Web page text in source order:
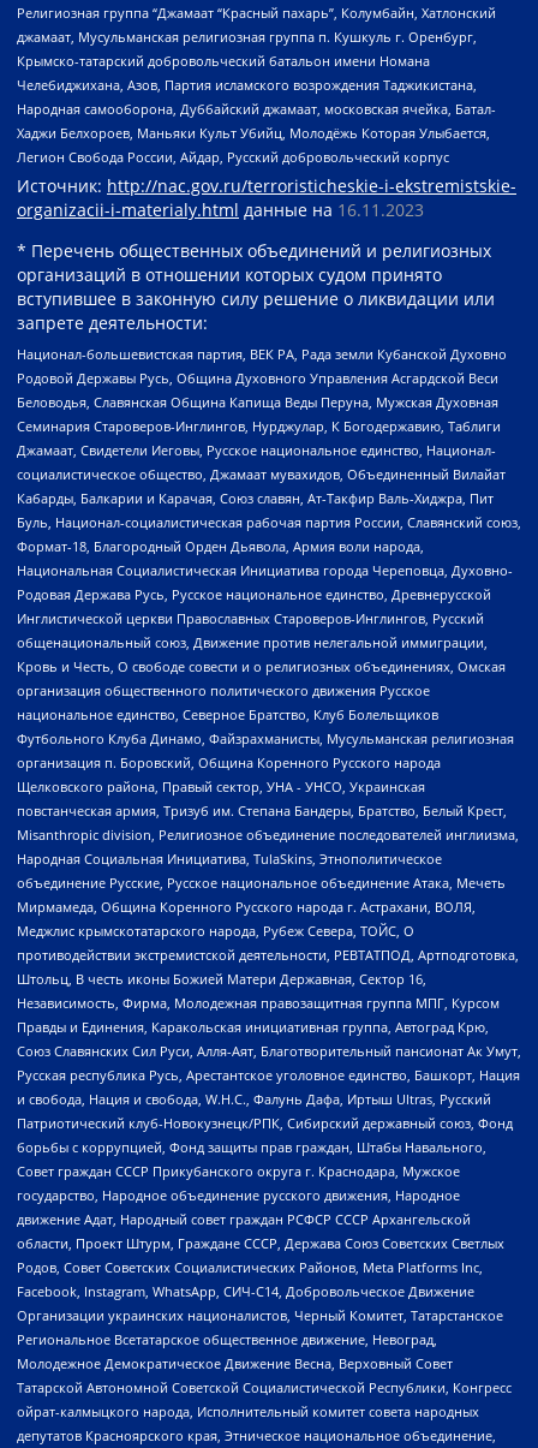
Религиозная группа “Джамаат “Красный пахарь”, Колумбайн, Хатлонский
джамаат, Мусульманская религиозная группа п. Кушкуль г. Оренбург,
Крымско-татарский добровольческий батальон имени Номана
Челебиджихана, Азов, Партия исламского возрождения Таджикистана,
Народная самооборона, Дуббайский джамаат, московская ячейка, Батал-
Хаджи Белхороев, Маньяки Культ Убийц, Молодёжь Которая Улыбается,
Легион Свобода России, Айдар, Русский добровольческий корпус
Источник: http://nac.gov.ru/terroristicheskie-i-ekstremistskie-
organizacii-i-materialy.html данные на 16.11.2023
* Перечень общественных объединений и религиозных
организаций в отношении которых судом принято
вступившее в законную силу решение о ликвидации или
запрете деятельности:
Национал-большевистская партия, ВЕК РА, Рада земли Кубанской Духовно
Родовой Державы Русь, Община Духовного Управления Асгардской Веси
Беловодья, Славянская Община Капища Веды Перуна, Мужская Духовная
Семинария Староверов-Инглингов, Нурджулар, К Богодержавию, Таблиги
Джамаат, Свидетели Иеговы, Русское национальное единство, Национал-
социалистическое общество, Джамаат мувахидов, Объединенный Вилайат
Кабарды, Балкарии и Карачая, Союз славян, Ат-Такфир Валь-Хиджра, Пит
Буль, Национал-социалистическая рабочая партия России, Славянский союз,
Формат-18, Благородный Орден Дьявола, Армия воли народа,
Национальная Социалистическая Инициатива города Череповца, Духовно-
Родовая Держава Русь, Русское национальное единство, Древнерусской
Инглистической церкви Православных Староверов-Инглингов, Русский
общенациональный союз, Движение против нелегальной иммиграции,
Кровь и Честь, О свободе совести и о религиозных объединениях, Омская
организация общественного политического движения Русское
национальное единство, Северное Братство, Клуб Болельщиков
Футбольного Клуба Динамо, Файзрахманисты, Мусульманская религиозная
организация п. Боровский, Община Коренного Русского народа
Щелковского района, Правый сектор, УНА - УНСО, Украинская
повстанческая армия, Тризуб им. Степана Бандеры, Братство, Белый Крест,
Misanthropic division, Религиозное объединение последователей инглиизма,
Народная Социальная Инициатива, TulaSkins, Этнополитическое
объединение Русские, Русское национальное объединение Атака, Мечеть
Мирмамеда, Община Коренного Русского народа г. Астрахани, ВОЛЯ,
Меджлис крымскотатарского народа, Рубеж Севера, ТОЙС, О
противодействии экстремистской деятельности, РЕВТАТПОД, Артподготовка,
Штольц, В честь иконы Божией Матери Державная, Сектор 16,
Независимость, Фирма, Молодежная правозащитная группа МПГ, Курсом
Правды и Единения, Каракольская инициативная группа, Автоград Крю,
Союз Славянских Сил Руси, Алля-Аят, Благотворительный пансионат Ак Умут,
Русская республика Русь, Арестантское уголовное единство, Башкорт, Нация
и свобода, Нация и свобода, W.H.С., Фалунь Дафа, Иртыш Ultras, Русский
Патриотический клуб-Новокузнецк/РПК, Сибирский державный союз, Фонд
борьбы с коррупцией, Фонд защиты прав граждан, Штабы Навального,
Совет граждан СССР Прикубанского округа г. Краснодара, Мужское
государство, Народное объединение русского движения, Народное
движение Адат, Народный совет граждан РСФСР СССР Архангельской
области, Проект Штурм, Граждане СССР, Держава Союз Советских Светлых
Родов, Совет Советских Социалистических Районов, Meta Platforms Inc,
Facebook, Instagram, WhatsApp, СИЧ-С14, Добровольческое Движение
Организации украинских националистов, Черный Комитет, Татарстанское
Региональное Всетатарское общественное движение, Невоград,
Молодежное Демократическое Движение Весна, Верховный Совет
Татарской Автономной Советской Социалистической Республики, Конгресс
ойрат-калмыцкого народа, Исполнительный комитет совета народных
депутатов Красноярского края, Этническое национальное объединение,